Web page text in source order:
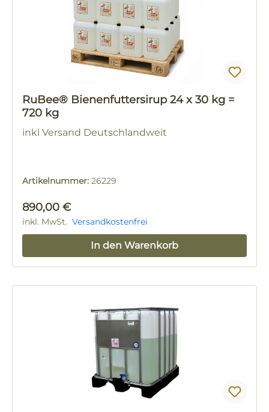
RuBee® Bienenfuttersirup 24 x 30 kg =
720 kg
inkl Versand Deutschlandweit
Artikelnummer: 26229
Regulärer Preis:
890,00 €
inkl. MwSt. Versandkostenfrei
In den Warenkorb